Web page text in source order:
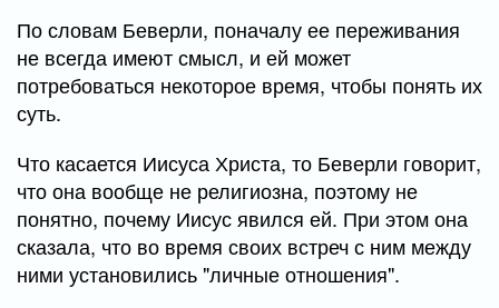
По словам Беверли, поначалу ее переживания
не всегда имеют смысл, и ей может
потребоваться некоторое время, чтобы понять их
суть.
Что касается Иисуса Христа, то Беверли говорит,
что она вообще не религиозна, поэтому не
понятно, почему Иисус явился ей. При этом она
сказала, что во время своих встреч с ним между
ними установились "личные отношения".